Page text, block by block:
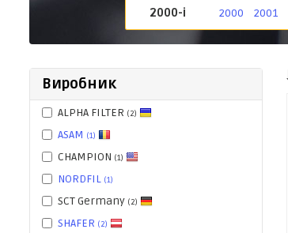
2000-і 2000 2001
Виробник
ALPHA FILTER (2)
ASAM (1)
CHAMPION (1)
NORDFIL (1)
SCT Germany (2)
SHAFER (2)